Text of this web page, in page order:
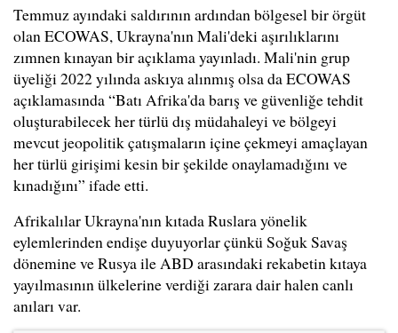
Temmuz ayındaki saldırının ardından bölgesel bir örgüt
olan ECOWAS, Ukrayna'nın Mali'deki aşırılıklarını
zımnen kınayan bir açıklama yayınladı. Mali'nin grup
üyeliği 2022 yılında askıya alınmış olsa da ECOWAS
açıklamasında “Batı Afrika'da barış ve güvenliğe tehdit
oluşturabilecek her türlü dış müdahaleyi ve bölgeyi
mevcut jeopolitik çatışmaların içine çekmeyi amaçlayan
her türlü girişimi kesin bir şekilde onaylamadığını ve
kınadığını” ifade etti.
Afrikalılar Ukrayna'nın kıtada Ruslara yönelik
eylemlerinden endişe duyuyorlar çünkü Soğuk Savaş
dönemine ve Rusya ile ABD arasındaki rekabetin kıtaya
yayılmasının ülkelerine verdiği zarara dair halen canlı
anıları var.